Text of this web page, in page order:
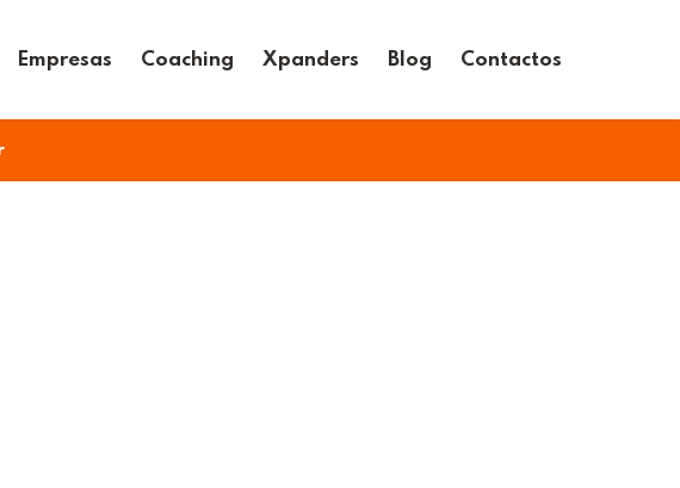
Empresas Coaching Xpanders Blog Contactos